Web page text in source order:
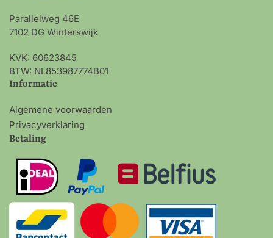
Parallelweg 46E
7102 DG Winterswijk
KVK: 60623845
BTW: NL853987774B01
Informatie
Algemene voorwaarden
Privacyverklaring
Betaling